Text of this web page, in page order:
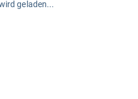
geladen...